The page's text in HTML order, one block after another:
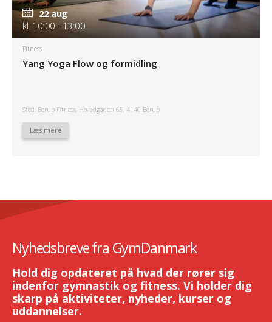
22 aug
kl. 10:00 - 13:00
Fitness
Yang Yoga Flow og formidling
Sted: Borup Fitness, Hovedgaden 65, 4140 Borup
Læs mere
Nyhedsbreve fra GymDanmark
Hold dig opdateret på hvad der rører sig
indenfor gymnastik og fitness. Vi holder dig
skarp på aktiviteter, nyheder, kurser og
uddannelser.